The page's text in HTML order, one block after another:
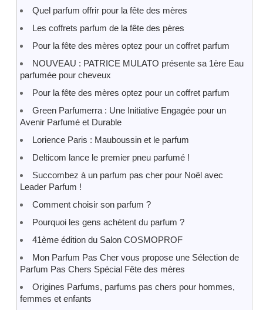
Quel parfum offrir pour la fête des mères
Les coffrets parfum de la fête des pères
Pour la fête des mères optez pour un coffret parfum
NOUVEAU : PATRICE MULATO présente sa 1ère Eau
parfumée pour cheveux
Pour la fête des mères optez pour un coffret parfum
Green Parfumerra : Une Initiative Engagée pour un
Avenir Parfumé et Durable
Lorience Paris : Mauboussin et le parfum
Delticom lance le premier pneu parfumé !
Succombez à un parfum pas cher pour Noël avec
Leader Parfum !
Comment choisir son parfum ?
Pourquoi les gens achètent du parfum ?
41ème édition du Salon COSMOPROF
Mon Parfum Pas Cher vous propose une Sélection de
Parfum Pas Chers Spécial Fête des mères
Origines Parfums, parfums pas chers pour hommes,
femmes et enfants